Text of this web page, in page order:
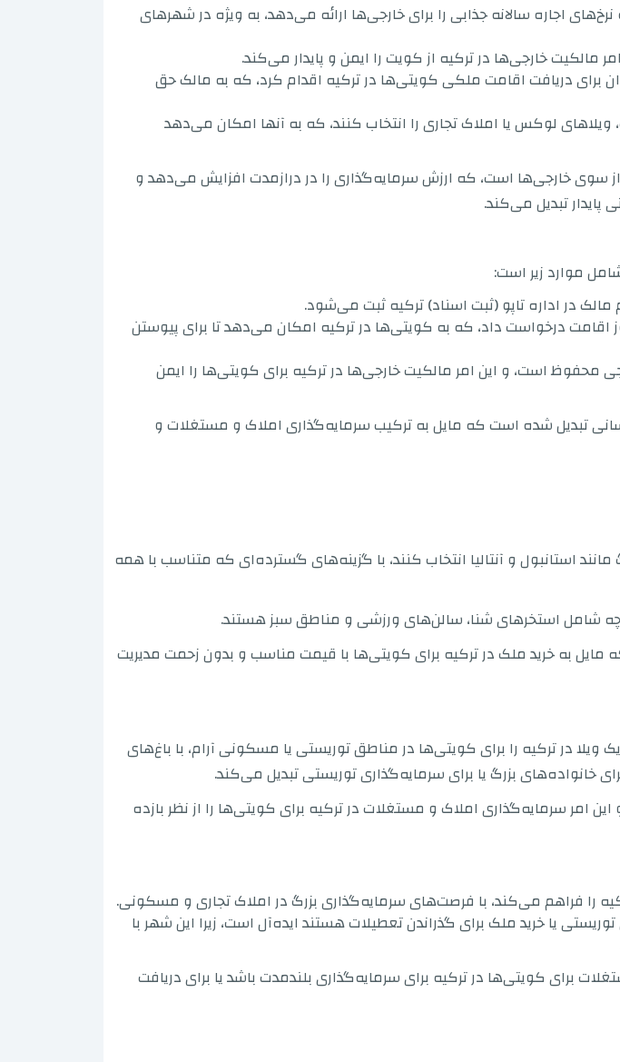
اجاره سالانه جذابی را برای خارجی‌ها ارائه می‌دهد، به ویژه در شهرهای
خارجی‌ها در ترکیه از کویت را ایمن و پایدار می‌کند.
به ارزش 200,000 دلار یا بیشتر، می‌توان برای دریافت اقامت ملکی کویتی‌ها در ترکیه اقدام کرد، که به مالک حق
لوکس یا املاک تجاری را انتخاب کنند، که به آنها امکان می‌دهد
سوی خارجی‌ها است، که ارزش سرمایه‌گذاری را در درازمدت افزایش می‌دهد و
تبدیل می‌کند.
موارد زیر است:
در اداره تاپو (ثبت اسناد) ترکیه ثبت می‌شود.
درخواست داد، که به کویتی‌ها در ترکیه امکان می‌دهد تا برای پیوستن
محفوظ است، و این امر مالکیت خارجی‌ها در ترکیه برای کویتی‌ها را ایمن
تبدیل شده است که مایل به ترکیب سرمایه‌گذاری املاک و مستغلات و
استانبول و آنتالیا انتخاب کنند، با گزینه‌های گسترده‌ای که متناسب با همه
شامل استخرهای شنا، سالن‌های ورزشی و مناطق سبز هستند.
مایل به خرید ملک در ترکیه برای کویتی‌ها با قیمت مناسب و بدون زحمت مدیریت
در ترکیه را برای کویتی‌ها در مناطق توریستی یا مسکونی آرام، با باغ‌های
خانواده‌های بزرگ یا برای سرمایه‌گذاری توریستی تبدیل می‌کند.
امر سرمایه‌گذاری املاک و مستغلات در ترکیه برای کویتی‌ها را از نظر بازده
را فراهم می‌کند، با فرصت‌های سرمایه‌گذاری بزرگ در املاک تجاری و مسکونی.
یا خرید ملک برای گذراندن تعطیلات هستند ایده‌آل است، زیرا این شهر با
برای کویتی‌ها در ترکیه برای سرمایه‌گذاری بلندمدت باشد یا برای دریافت